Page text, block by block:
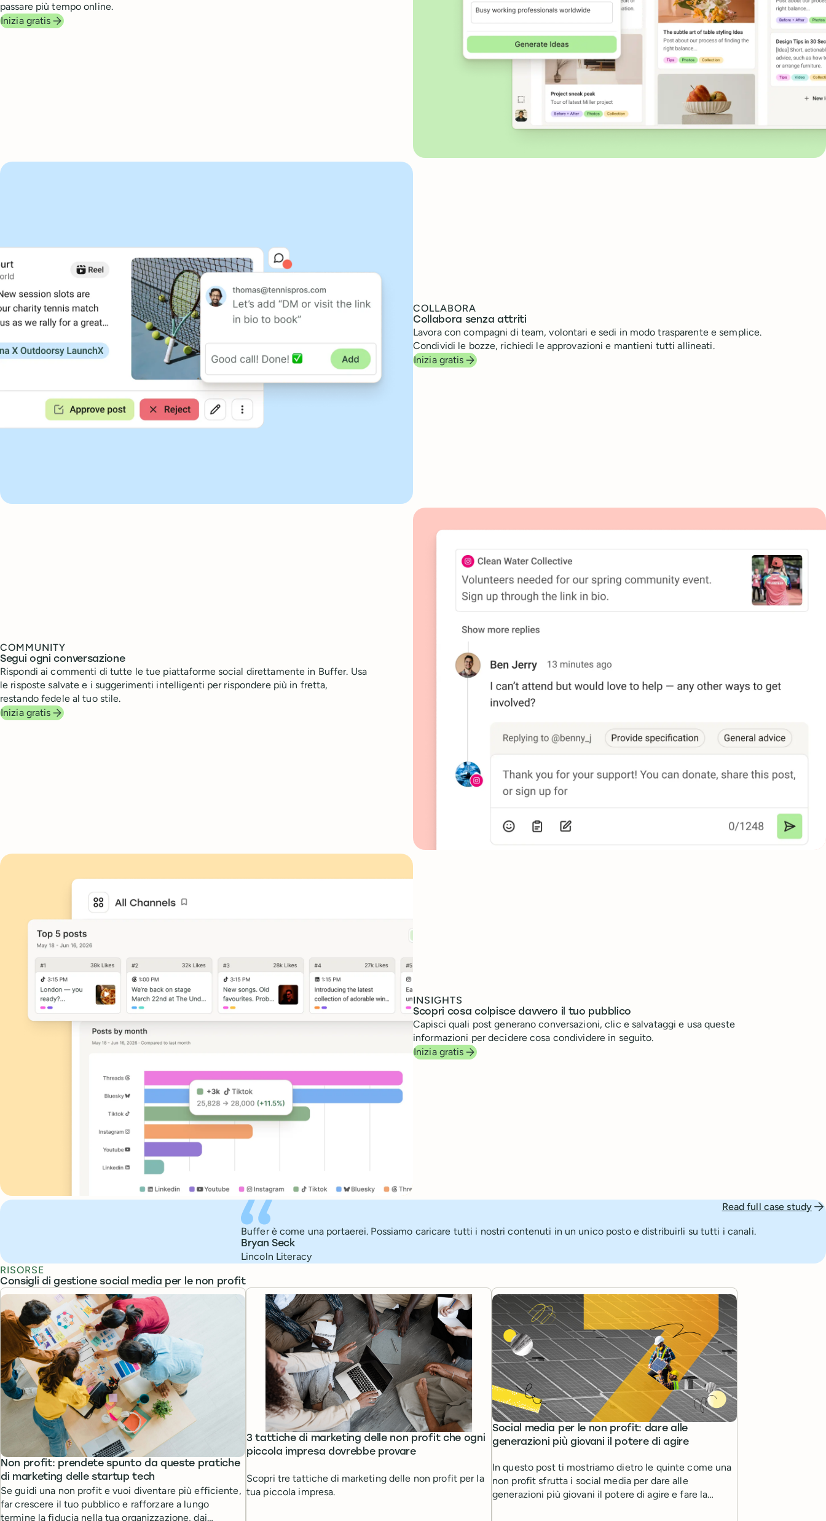
passare più tempo online.
Inizia gratis
COLLABORA
Collabora senza attriti
Lavora con compagni di team, volontari e sedi in modo trasparente e semplice.
Condividi le bozze, richiedi le approvazioni e mantieni tutti allineati.
Inizia gratis
COMMUNITY
Segui ogni conversazione
Rispondi ai commenti di tutte le tue piattaforme social direttamente in Buffer. Usa
le risposte salvate e i suggerimenti intelligenti per rispondere più in fretta,
restando fedele al tuo stile.
Inizia gratis
INSIGHTS
Scopri cosa colpisce davvero il tuo pubblico
Capisci quali post generano conversazioni, clic e salvataggi e usa queste
informazioni per decidere cosa condividere in seguito.
Inizia gratis
What people are saying about Buffer
Buffer è come una portaerei. Possiamo caricare tutti i nostri contenuti in un unico posto e distribuirli su tutti i canali.
Bryan Seck
Lincoln Literacy
Read full case study
RISORSE
Consigli di gestione social media per le non profit
Non profit: prendete spunto da queste pratiche
di marketing delle startup tech
Se guidi una non profit e vuoi diventare più efficiente,
far crescere il tuo pubblico e rafforzare a lungo
termine la fiducia nella tua organizzazione, dai
3 tattiche di marketing delle non profit che ogni
piccola impresa dovrebbe provare
Scopri tre tattiche di marketing delle non profit per la
tua piccola impresa.
Social media per le non profit: dare alle
generazioni più giovani il potere di agire
In questo post ti mostriamo dietro le quinte come una
non profit sfrutta i social media per dare alle
generazioni più giovani il potere di agire e fare la